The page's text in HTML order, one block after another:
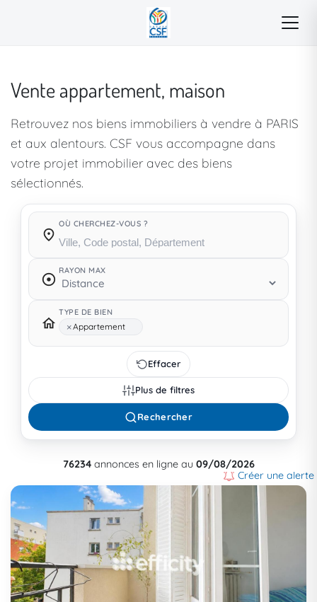
Vente appartement, maison
Retrouvez nos biens immobiliers à vendre à PARIS
et aux alentours. CSF vous accompagne dans
votre projet immobilier avec des biens
sélectionnés.
OÙ CHERCHEZ-VOUS ?
RAYON MAX
TYPE DE BIEN
×Appartement
Effacer
Plus de filtres
Rechercher
76234annonces en ligne au 09/08/2026
Créer une alerte